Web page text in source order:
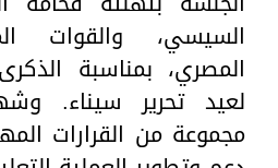
السيسي، والقوات
المصري، بمناسبة
لعيد تحرير سيناء.
مجموعة من القرارات